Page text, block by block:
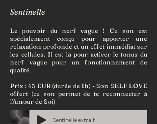
Sentinelle
Le pouvoir du nerf vague ! Ce son est
spécialement conçu pour apporter une
relaxation profonde et un effet immédiat sur
les cellules. Il est là pour activer le tonus du
nerf vague pour un fonctionnement de
qualité
Prix : 45 EUR (durée de 1h) - Son SELF LOVE
offert (ce son permet de te reconnecter à
l'Amour de Soi)
Sentinelle extrait